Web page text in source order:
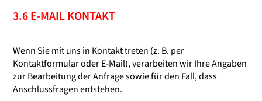
3.6 E-MAIL KONTAKT
Wenn Sie mit uns in Kontakt treten (z. B. per
Kontaktformular oder E-Mail), verarbeiten wir Ihre Angaben
zur Bearbeitung der Anfrage sowie für den Fall, dass
Anschlussfragen entstehen.